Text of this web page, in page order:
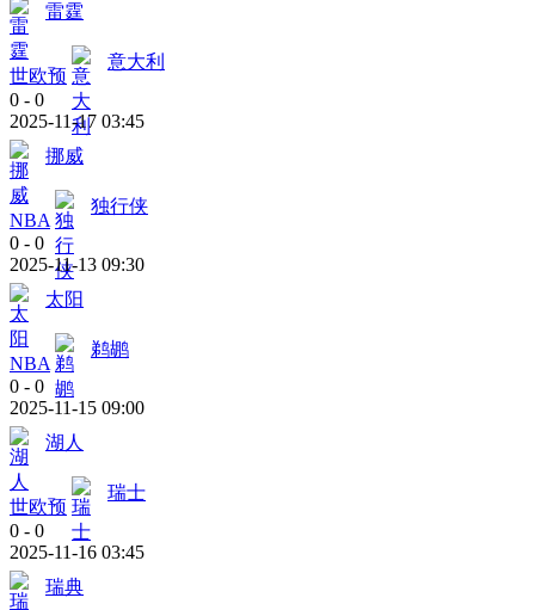
雷霆
世欧预
意大利
0 - 0
2025-11-17 03:45
挪威
NBA
独行侠
0 - 0
2025-11-13 09:30
太阳
NBA
鹈鹕
0 - 0
2025-11-15 09:00
湖人
世欧预
瑞士
0 - 0
2025-11-16 03:45
瑞典